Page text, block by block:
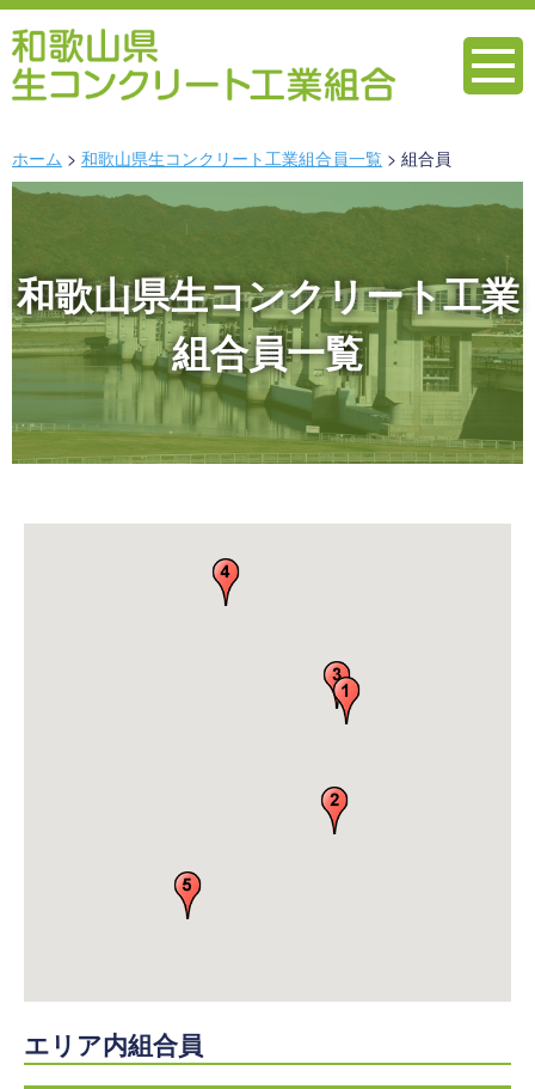
ホーム 和歌山県生コンクリート工業組合員一覧 組合員
和歌山県生コンクリート工業
組合員一覧
エリア内組合員